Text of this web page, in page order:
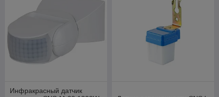
Инфракрасный датчик